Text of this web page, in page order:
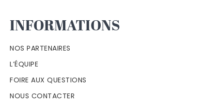
INFORMATIONS
NOS PARTENAIRES
L’ÉQUIPE
FOIRE AUX QUESTIONS
NOUS CONTACTER